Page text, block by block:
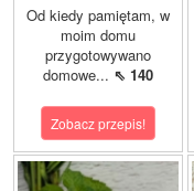
Od kiedy pamiętam, w
moim domu
przygotowywano
domowe... ⇖ 140
Zobacz przepis!